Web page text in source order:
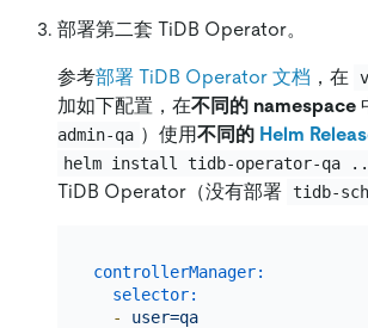
部署第二套 TiDB Operator。
参考部署 TiDB Operator 文档 ，在
加如下配置，在不同的 namespace
admin-qa ）使用不同的 Helm
helm install tidb-operator-qa
TiDB Operator（没有部署 tidb-
controllerManager:
selector:
-
user=qa